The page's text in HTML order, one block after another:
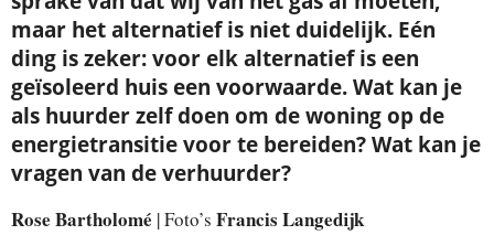
maar het alternatief is niet duidelijk. Eén
ding is zeker: voor elk alternatief is een
geïsoleerd huis een voorwaarde. Wat kan je
als huurder zelf doen om de woning op de
energietransitie voor te bereiden? Wat kan je
vragen van de verhuurder?
Rose Bartholomé | Foto’s Francis Langedijk